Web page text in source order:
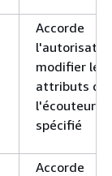
Accorde
modifier les
attributs de
l'écouteur
spécifié
Accorde